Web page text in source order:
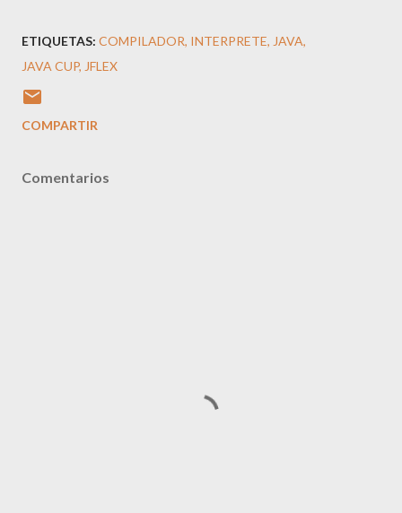
ETIQUETAS: COMPILADOR INTERPRETE JAVA
JAVA CUP JFLEX
COMPARTIR
Comentarios